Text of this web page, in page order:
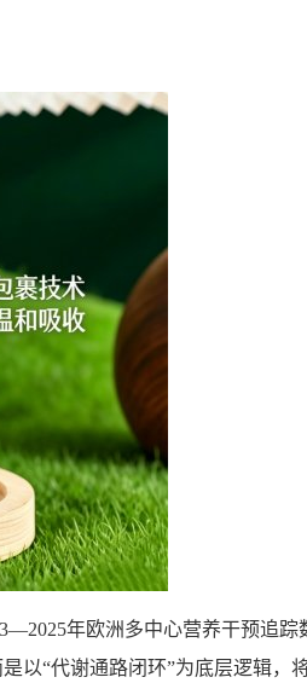
年欧洲多中心营养干预追踪
以“代谢通路闭环”为底层逻辑，